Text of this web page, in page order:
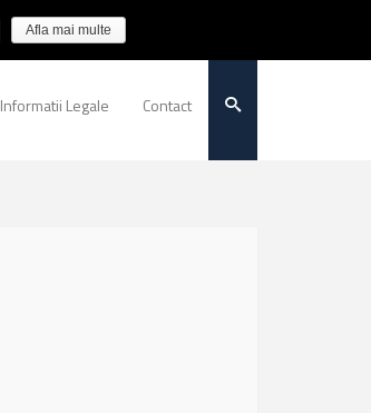
Informatii Legale Contact
Afla mai multe